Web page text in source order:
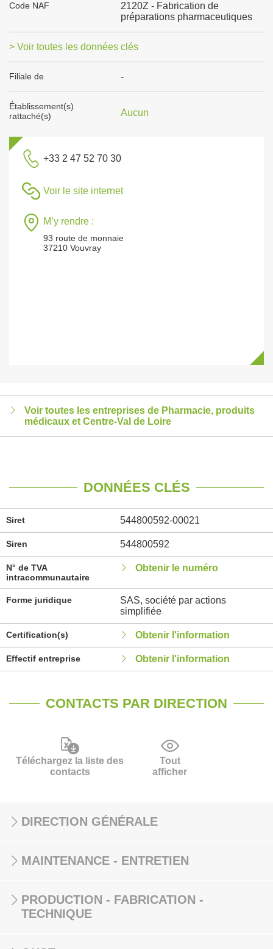
Code NAF
2120Z - Fabrication de
préparations pharmaceutiques
> Voir toutes les données clés
Filiale de -
Établissement(s)
rattaché(s)
Aucun
+33 2 47 52 70 30
Voir le site internet
M’y rendre :
93 route de monnaie
37210 Vouvray
Voir toutes les entreprises de Pharmacie, produits
médicaux et Centre-Val de Loire
DONNÉES CLÉS
Siret 544800592-00021
Siren 544800592
N° de TVA
intracommunautaire
Obtenir le numéro
Forme juridique
SAS, société par actions
simplifiée
Certification(s) Obtenir l'information
Effectif entreprise Obtenir l'information
CONTACTS PAR DIRECTION
Téléchargez la liste des
contacts
Tout
afficher
DIRECTION GÉNÉRALE
MAINTENANCE - ENTRETIEN
PRODUCTION - FABRICATION -
TECHNIQUE